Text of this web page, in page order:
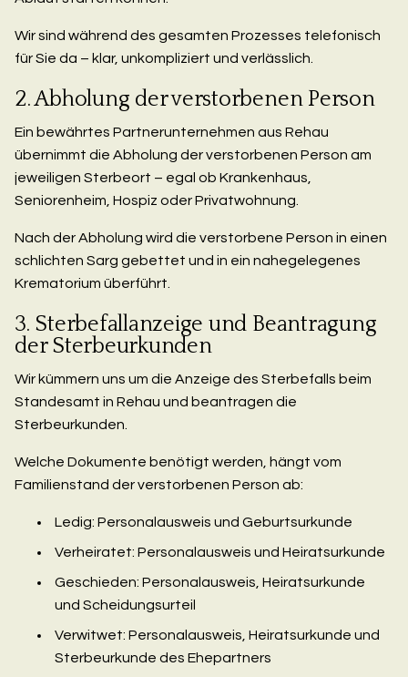
Wir sind während des gesamten Prozesses telefonisch
für Sie da – klar, unkompliziert und verlässlich.
2. Abholung der verstorbenen Person
Ein bewährtes Partnerunternehmen aus Rehau
übernimmt die Abholung der verstorbenen Person am
jeweiligen Sterbeort – egal ob Krankenhaus,
Seniorenheim, Hospiz oder Privatwohnung.
Nach der Abholung wird die verstorbene Person in einen
schlichten Sarg gebettet und in ein nahegelegenes
Krematorium überführt.
3. Sterbefallanzeige und Beantragung
der Sterbeurkunden
Wir kümmern uns um die Anzeige des Sterbefalls beim
Standesamt in Rehau und beantragen die
Sterbeurkunden.
Welche Dokumente benötigt werden, hängt vom
Familienstand der verstorbenen Person ab:
Ledig: Personalausweis und Geburtsurkunde
Verheiratet: Personalausweis und Heiratsurkunde
Geschieden: Personalausweis, Heiratsurkunde
und Scheidungsurteil
Verwitwet: Personalausweis, Heiratsurkunde und
Sterbeurkunde des Ehepartners